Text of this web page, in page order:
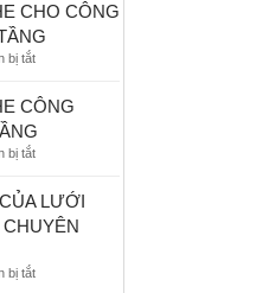
TIN
BẢN
CÔNG
LÝ
CHO CÔNG
bị tắt
BAO
CHO
THẤP
TẦNG
CÔNG
bị tắt
BAO
CHE
CÔNG
LƯỚI
bị tắt